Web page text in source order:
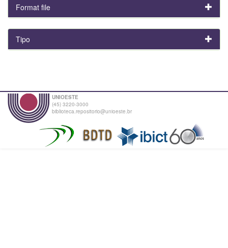
Format file
Tipo
UNIOESTE
(45) 3220-3000
biblioteca.repositorio@unioeste.br